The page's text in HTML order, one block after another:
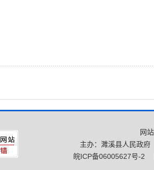
网
主办：濉溪县人民政府
皖ICP备06005627号-2